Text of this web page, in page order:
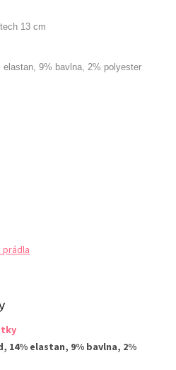
13 cm
9% bavlna, 2% polyester
prádla
14% elastan, 9% bavlna, 2%